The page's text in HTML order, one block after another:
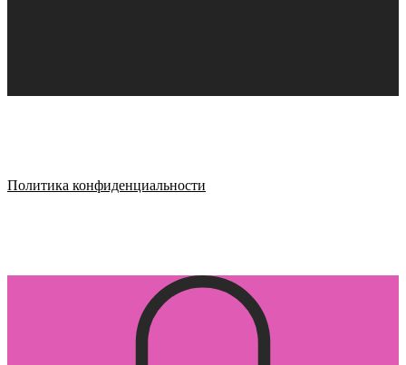
Политика конфиденциальности